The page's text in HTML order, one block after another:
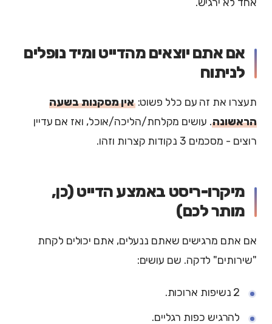
אם אתם יוצאים מהדייט ומיד נופלים
לניתוח
תעצרו את זה עם כלל פשוט:אין מסקנות בשעה
הראשונה. עושים מקלחת/הליכה/אוכל, ואז אם עדיין
רוצים - מסכמים 3 נקודות קצרות וזהו.
מיקרו-ריסט באמצע הדייט (כן,
מותר לכם)
אם אתם מרגישים שאתם ננעלים, אתם יכולים לקחת
"שירותים" לדקה. שם עושים:
2 נשיפות ארוכות.
להרגיש כפות רגליים.